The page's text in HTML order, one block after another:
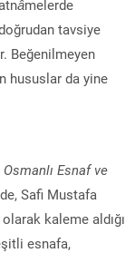
âmelerde
tavsiye
Beğenilmeyen
hususlar da yine
Esnaf ve
Safi Mustafa
kaleme aldığı
esnafa,